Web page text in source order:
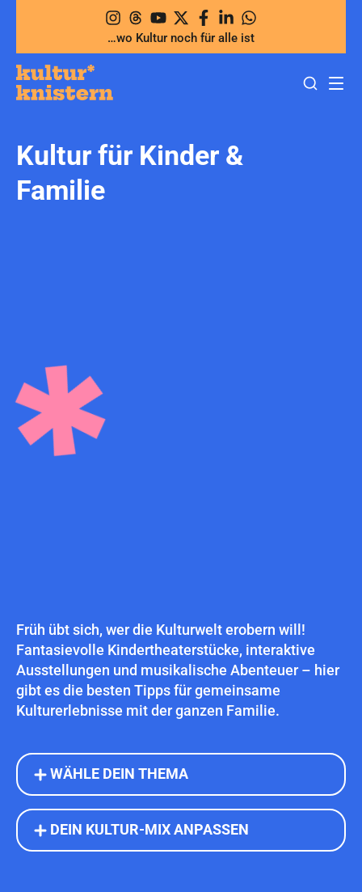
springen
…wo Kultur noch für alle ist
Kultur für Kinder &
Familie
Früh übt sich, wer die Kulturwelt erobern will!
Fantasievolle Kindertheaterstücke, interaktive
Ausstellungen und musikalische Abenteuer – hier
gibt es die besten Tipps für gemeinsame
Kulturerlebnisse mit der ganzen Familie.
WÄHLE DEIN THEMA
DEIN KULTUR-MIX ANPASSEN